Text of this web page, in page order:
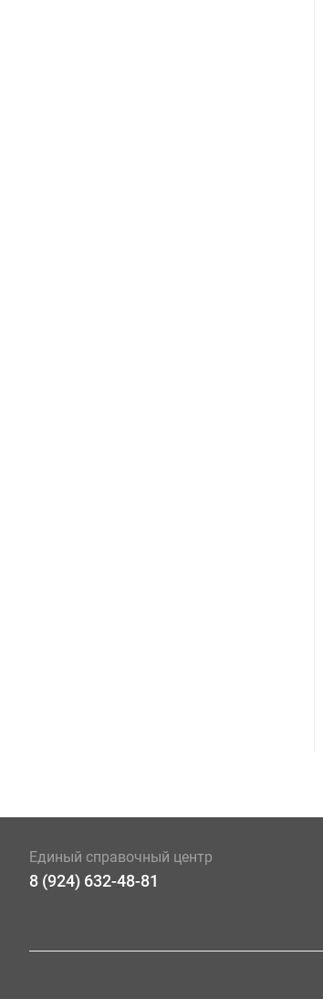
Единый справочный центр
8 (924) 632-48-81